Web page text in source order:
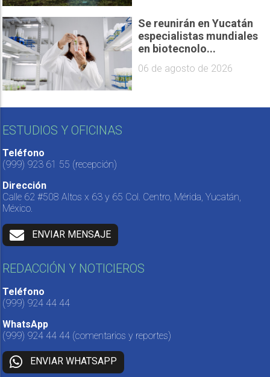
Se reunirán en Yucatán
especialistas mundiales
en biotecnolo...
06 de agosto de 2026
ESTUDIOS Y OFICINAS
Teléfono
(999) 923 61 55 (recepción)
Dirección
Calle 62 #508 Altos x 63 y 65 Col. Centro, Mérida, Yucatán,
México.
ENVIAR MENSAJE
REDACCIÓN Y NOTICIEROS
Teléfono
(999) 924 44 44
WhatsApp
(999) 924 44 44 (comentarios y reportes)
ENVIAR WHATSAPP